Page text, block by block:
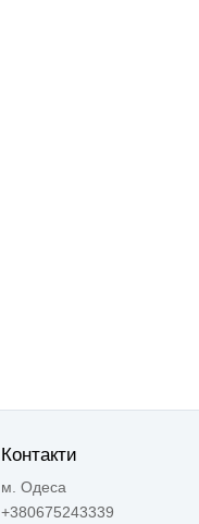
Контакти
м. Одеса
+380675243339